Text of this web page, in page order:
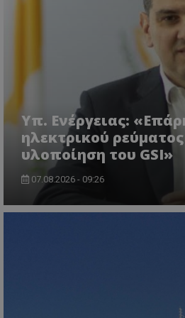
Υπ. Ενέργειας:
ηλεκτρικού
υλοποίηση του GSI»
07.08.2026 - 09:26
ASP.NET_SessionId